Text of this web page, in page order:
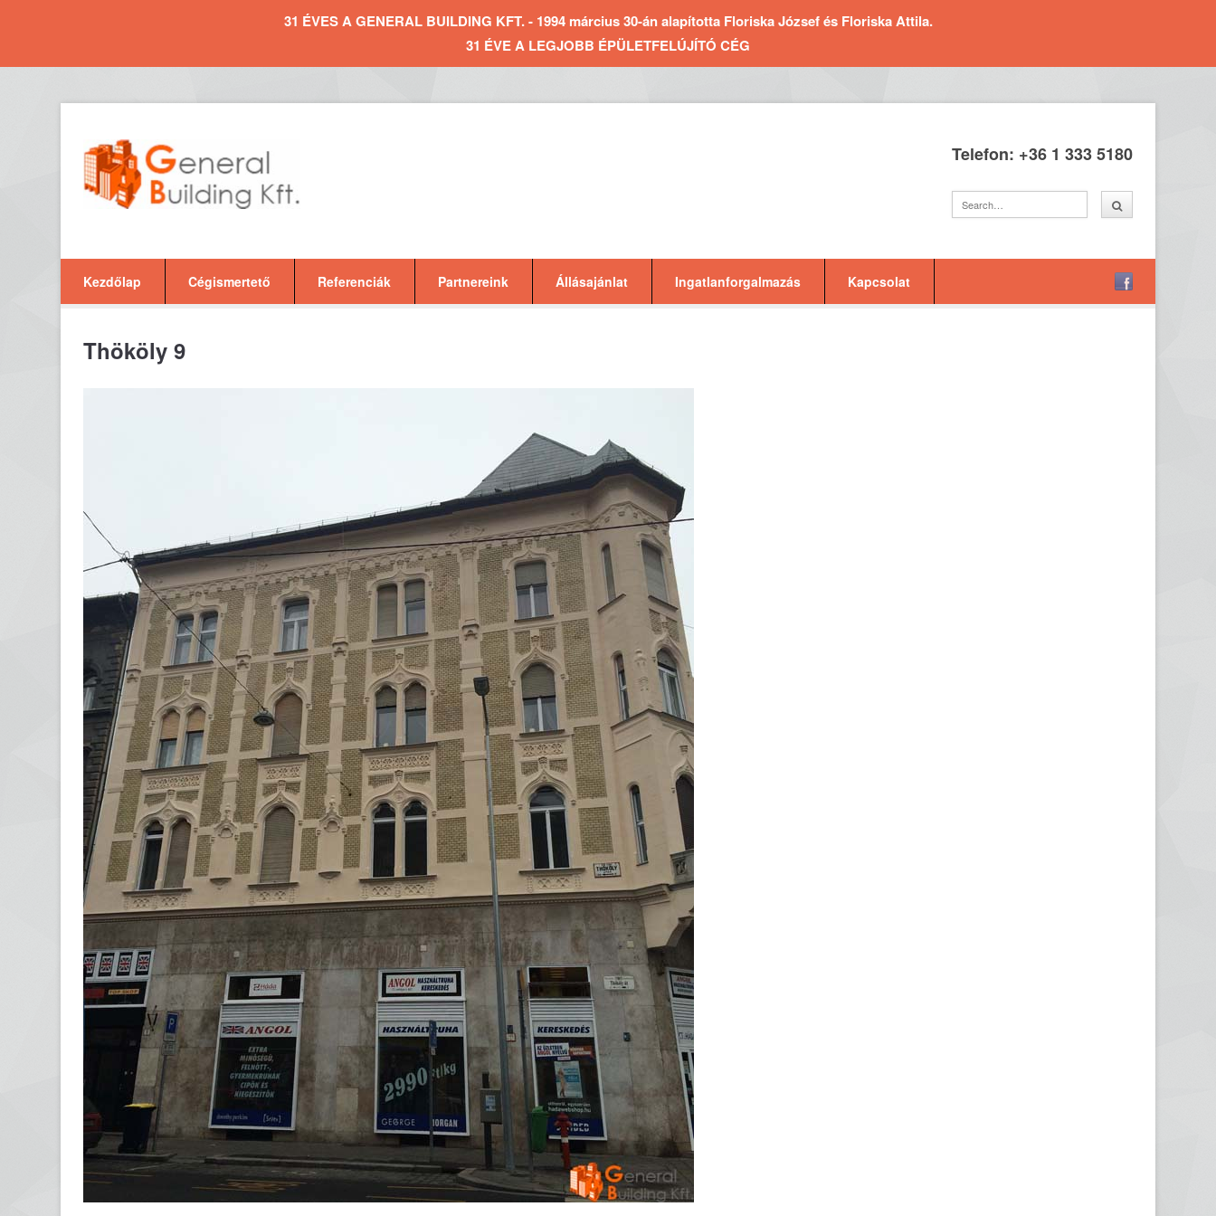
31 ÉVES A GENERAL BUILDING KFT. - 1994 március 30-án alapította Floriska József és Floriska Attila.
31 ÉVE A LEGJOBB ÉPÜLETFELÚJÍTÓ CÉG
Telefon: +36 1 333 5180
Kezdőlap Cégismertető Referenciák Partnereink Állásajánlat Ingatlanforgalmazás Kapcsolat
Thököly 9